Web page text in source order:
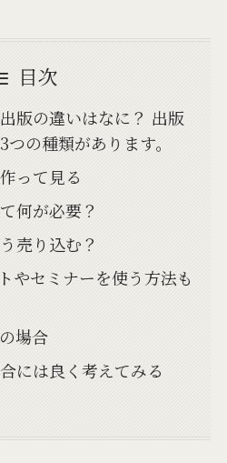
目次
版の違いはなに？ 出版
の種類があります。
って見る
何が必要？
売り込む？
やセミナーを使う方法も
場合
には良く考えてみる